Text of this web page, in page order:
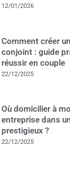
12/01/2026
Comment créer
conjoint : guide
réussir en couple
22/12/2025
Où domicilier à
entreprise dans
prestigieux ?
22/12/2025